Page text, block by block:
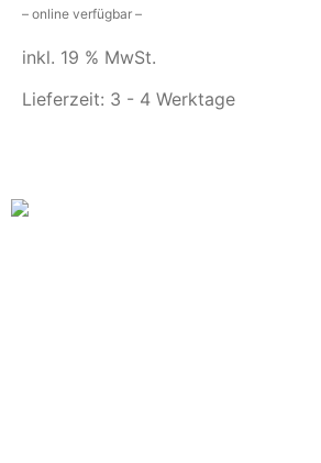
– online verfügbar –
inkl. 19 % MwSt.
Lieferzeit: 3 - 4 Werktage